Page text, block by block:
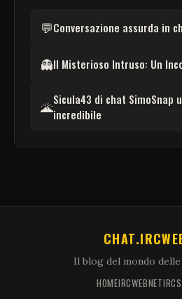
💬Conversazione assurda in
👻Il Misterioso Intruso: Un
🌋Sicula43 di chat SimoSnap
incredibile
Il blog del mondo
HOMEIRCWEBNET